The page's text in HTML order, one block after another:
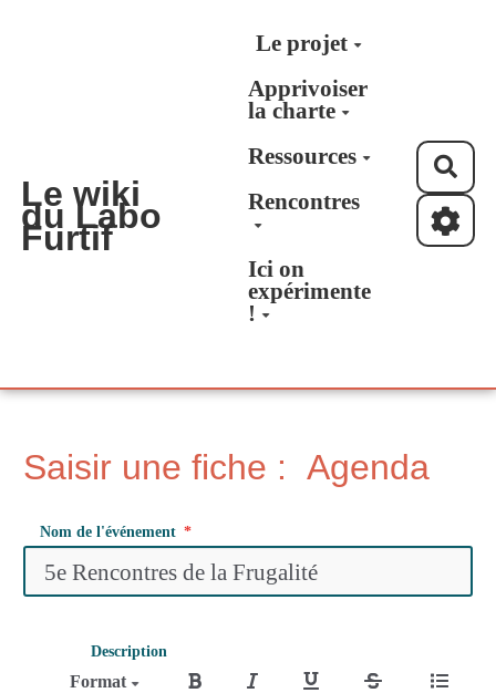
Aller au contenu principal
Le wiki
du Labo
Furtif
Le projet
Apprivoiser
la charte
Ressources
Rencontres
Ici on
expérimente
!
Saisir une fiche : Agenda
Nom de l'événement
Description
Format